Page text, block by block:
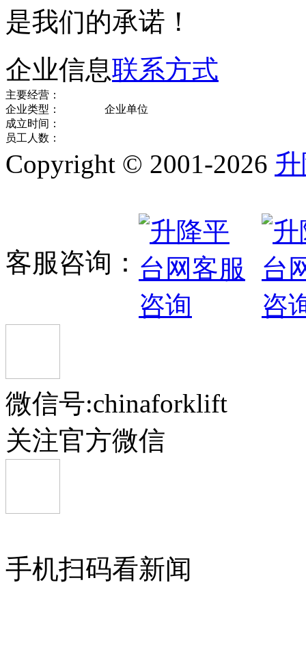
是我们的承诺！
企业信息联系方式
主要经营：
企业类型：
企业单位
成立时间：
员工人数：
Copyright © 2001-2026
客服咨询：
微信号:chinaforklift
关注官方微信
手机扫码看新闻